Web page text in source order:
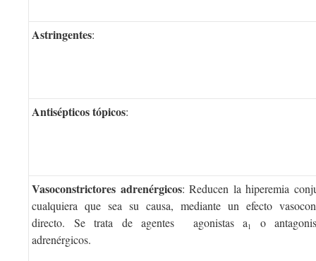
Astringentes:
Antisépticos tópicos:
Vasoconstrictores adrenérgicos: Reducen la hiperemia
cualquiera que sea su causa, mediante un efecto
directo. Se trata de agentes agonistas a1
o
adrenérgicos.